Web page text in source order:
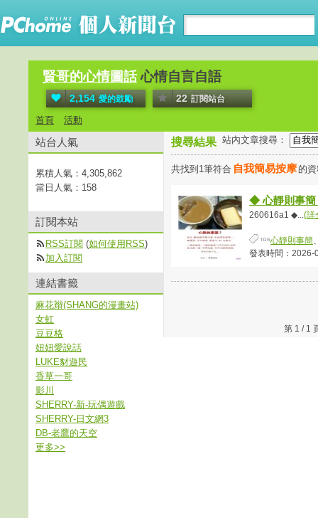
賢哥的心情圖話 心情自言自語
2,154 愛的鼓勵 22 訂閱站台
首頁 活動
搜尋結果 站內文章搜尋：
共找到1筆符合 自我簡易按摩 的
◆ 心靜則事
260616a1 ◆...(詳
心靜則事簡
發表時間：2026-
第 1 /
站台人氣
累積人氣： 4,305,862
當日人氣： 158
訂閱本站
RSS訂閱 (如何使用RSS)
加入訂閱
連結書籤
麻花辮(SHANG的漫畫站)
女虹
豆豆格
妞妞愛說話
LUKE豺遊民
香草一哥
影川
SHERRY-新-玩偶遊戲
SHERRY-日文網3
DB-老鷹的天空
更多>>